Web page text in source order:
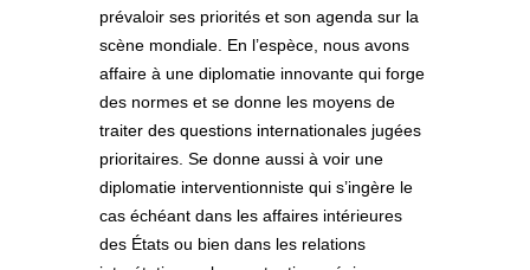
prévaloir ses priorités et son agenda sur la
scène mondiale. En l’espèce, nous avons
affaire à une diplomatie innovante qui forge
des normes et se donne les moyens de
traiter des questions internationales jugées
prioritaires. Se donne aussi à voir une
diplomatie interventionniste qui s’ingère le
cas échéant dans les affaires intérieures
des États ou bien dans les relations